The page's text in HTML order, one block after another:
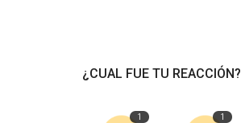
¿CUAL FUE TU REACCIÓN?
1 1